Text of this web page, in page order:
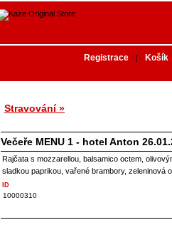
Registrace | Košík
Stravování »
Večeře MENU 1 - hotel Anton
Rajčata s mozzarellou, balsamico octem,
sladkou paprikou, vařené brambory, zeleninová
ID
10000310